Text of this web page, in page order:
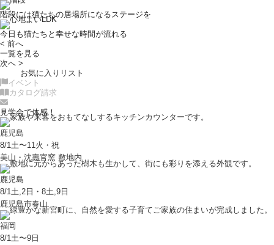
階段には猫たちの居場所になるステージを
今日も猫たちと幸せな時間が流れる
< 前へ
一覧を見る
次へ >
お気に入りリスト
イベント
カタログ請求
見学会で体感！
鹿児島
8/1土〜11火・祝
美山・沈壽官窯 敷地内
鹿児島
8/1土,2日・8土,9日
鹿児島市春山
福岡
8/1土〜9日